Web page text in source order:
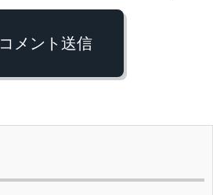
コメント送信